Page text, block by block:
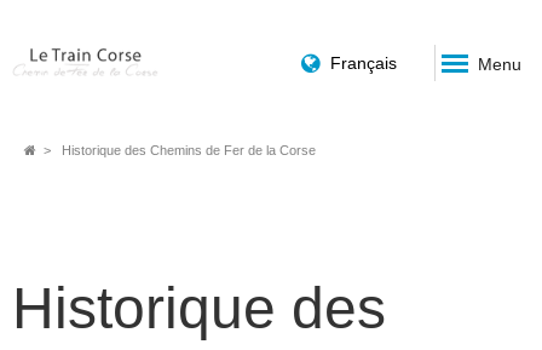
Français Menu
FilHistorique des Chemins de Fer de la Corse
Historique des